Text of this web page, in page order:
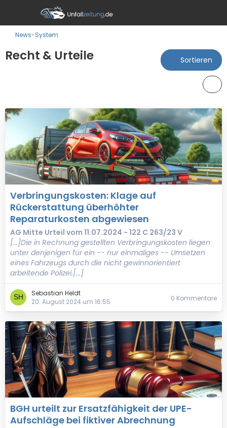
News-System
Recht & Urteile Sortieren
Verbringungskosten: Klage auf
Rückerstattung überhöhter
Reparaturkosten abgewiesen
AG Mitte Urteil vom 11.07.2024 - 122 C 263/23 V
[...]Die in Rechnung gestellten Verbringungskosten liegen
unter denjenigen für ein -- nur einmaliges -- Umsetzen
eines Fahrzeugs durch die nicht gewinnorientiert
arbeitende Polizei.[...]
Sebastian Heldt
20. August 2024 um 16:55
0 Kommentare
BGH urteilt zur Ersatzfähigkeit der UPE-
Aufschläge bei fiktiver Abrechnung